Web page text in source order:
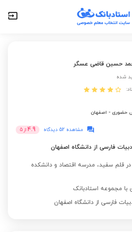
حسین قاضی عسگر
شده
حضوری - اصفهان
مشاهده 52 دیدگاه 4.9 از 5
فارسی از دانشگاه اصفهان
به مدت 5 سال در قلم سفید، مدرسه اقتصاد و دانشکده
مجموعه استادبانک
فارسی از دانشگاه اصفهان